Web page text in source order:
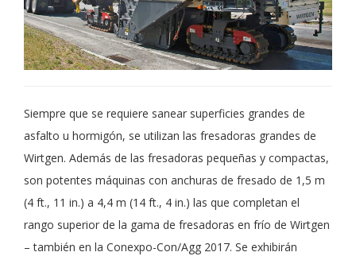
Siempre que se requiere sanear superficies grandes de
asfalto u hormigón, se utilizan las fresadoras grandes de
Wirtgen. Además de las fresadoras pequeñas y compactas,
son potentes máquinas con anchuras de fresado de 1,5 m
(4 ft., 11 in.) a 4,4 m (14 ft., 4 in.) las que completan el
rango superior de la gama de fresadoras en frío de Wirtgen
– también en la Conexpo-Con/Agg 2017. Se exhibirán